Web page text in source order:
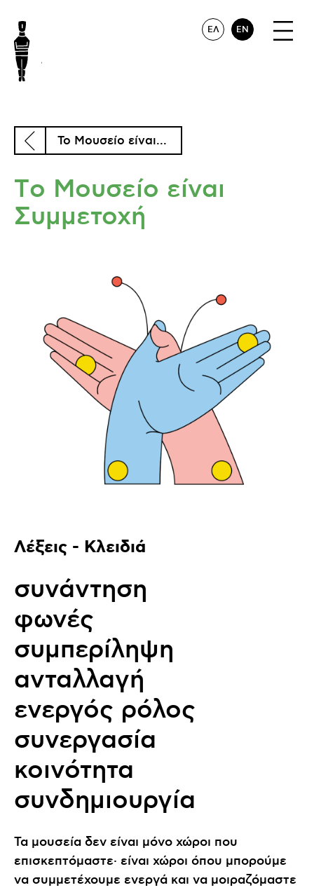
ΕΛ EN
To Μουσείο είναι...
Τo Μουσείο είναι
Συμμετοχή
Λέξεις - Κλειδιά
συνάντηση
φωνές
συμπερίληψη
ανταλλαγή
ενεργός ρόλος
συνεργασία
κοινότητα
συνδημιουργία
Τα μουσεία δεν είναι μόνο χώροι που
επισκεπτόμαστε· είναι χώροι όπου μπορούμε
να συμμετέχουμε ενεργά και να μοιραζόμαστε